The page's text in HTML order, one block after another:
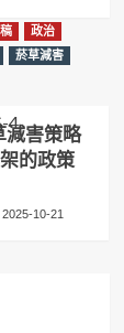
政治
菸草減害
減害策略
的政策
2025-10-21